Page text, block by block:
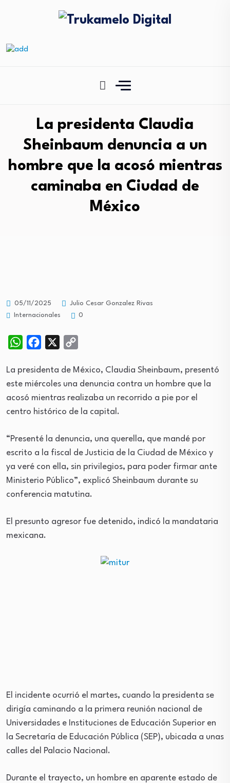
La presidenta Claudia
Sheinbaum denuncia a un
hombre que la acosó mientras
caminaba en Ciudad de
México
05/11/2025
Julio Cesar Gonzalez Rivas
Internacionales
0
WhatsAppFacebook
La presidenta de México, Claudia Sheinbaum, presentó
este miércoles una denuncia contra un hombre que la
acosó mientras realizaba un recorrido a pie por el
centro histórico de la capital.
“Presenté la denuncia, una querella, que mandé por
escrito a la fiscal de Justicia de la Ciudad de México y
ya veré con ella, sin privilegios, para poder firmar ante
Ministerio Público”, explicó Sheinbaum durante su
conferencia matutina.
El presunto agresor fue detenido, indicó la mandataria
mexicana.
El incidente ocurrió el martes, cuando la presidenta se
dirigía caminando a la primera reunión nacional de
Universidades e Instituciones de Educación Superior en
la Secretaría de Educación Pública (SEP), ubicada a unas
calles del Palacio Nacional.
Durante el trayecto, un hombre en aparente estado de